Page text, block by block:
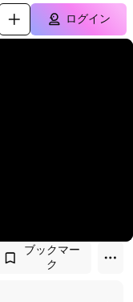
ログイン
ブックマー
ク